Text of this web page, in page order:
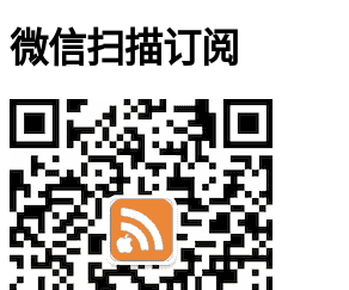
微信扫描订阅